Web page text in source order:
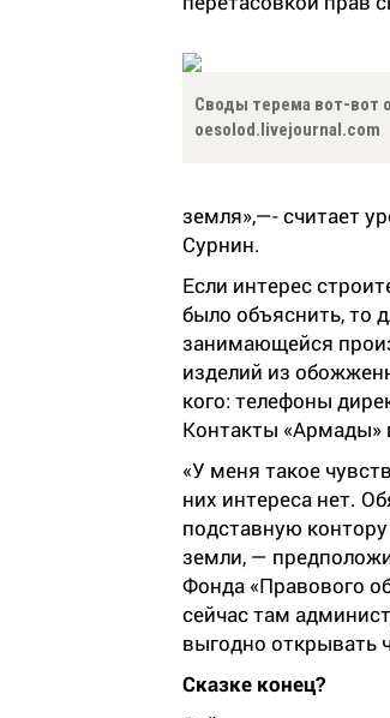
Своды терема вот-вот
oesolod.livejournal.com
земля»,—- считает
Сурнин.
Если интерес
было объяснить, то
занимающейся
изделий из
кого: телефоны
Контакты «Армады»
«У меня такое
них интереса нет.
подставную
земли, —
Фонда «Правового
сейчас там
выгодно открывать
Сказке конец?